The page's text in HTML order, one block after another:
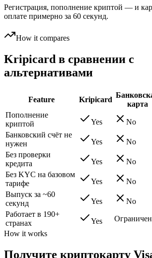
Регистрация, пополнение криптой — и
оплате примерно за 60 секунд.
How it compares
Kripicard в сравнении с
альтернативами
Feature Kripicard
карта
Пополнение
криптой
Yes No
Банковский счёт не
нужен
Yes No
Без проверки
кредита
Yes No
Без KYC на базовом
тарифе
Yes No
Выпуск за ~60
секунд
Yes No
Работает в 190+
странах
Yes
How it works
Получите криптокарту